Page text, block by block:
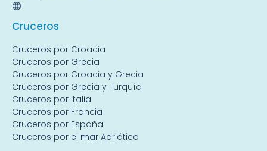
Cruceros
Cruceros por Croacia
Cruceros por Grecia
Cruceros por Croacia y Grecia
Cruceros por Grecia y Turquía
Cruceros por Italia
Cruceros por Francia
Cruceros por España
Cruceros por el mar Adriático